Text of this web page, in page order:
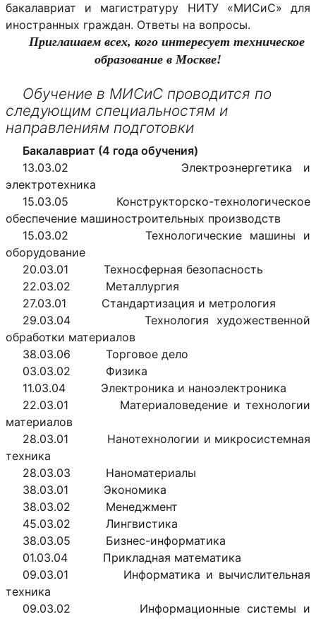
бакалавриат и магистратуру НИТУ «МИСиС» для
иностранных граждан. Ответы на вопросы.
Приглашаем всех, кого интересует техническое
образование в Москве!
Обучение в МИСиС проводится по
следующим специальностям и
направлениям подготовки
Бакалавриат (4 года обучения)
13.03.02 Электроэнергетика и
электротехника
15.03.05 Конструкторско-технологическое
обеспечение машиностроительных производств
15.03.02 Технологические машины и
оборудование
20.03.01 Техносферная безопасность
22.03.02 Металлургия
27.03.01 Стандартизация и метрология
29.03.04 Технология художественной
обработки материалов
38.03.06 Торговое дело
03.03.02 Физика
11.03.04 Электроника и наноэлектроника
22.03.01 Материаловедение и технологии
материалов
28.03.01 Нанотехнологии и микросистемная
техника
28.03.03 Наноматериалы
38.03.01 Экономика
38.03.02 Менеджмент
45.03.02 Лингвистика
38.03.05 Бизнес-информатика
01.03.04 Прикладная математика
09.03.01 Информатика и вычислительная
техника
09.03.02 Информационные системы и